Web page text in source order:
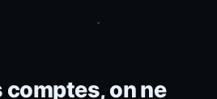
comptes, on ne